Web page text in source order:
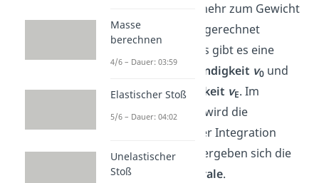
und kann nicht mehr zum Gewicht
der Rakete hinzugerechnet
werden. Ebenfalls gibt es eine
Anfangsgeschwindigkeit v0und
Endgeschwindigkeit vE. Im
nächsten Schritt wird die
Konstante aus der Integration
gezogen und es ergeben sich die
folgenden
Integrale.
Masse
berechnen
4/6 – Dauer: 03:59
Elastischer Stoß
5/6 – Dauer: 04:02
Unelastischer
Stoß